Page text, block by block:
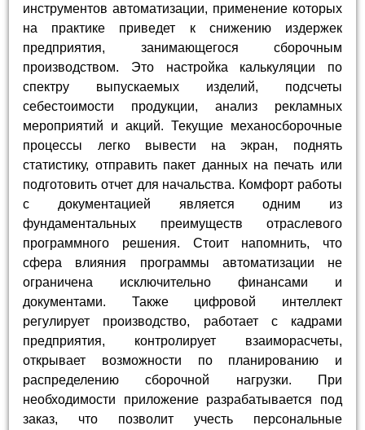
инструментов автоматизации, применение которых
на практике приведет к снижению издержек
предприятия, занимающегося сборочным
производством. Это настройка калькуляции по
спектру выпускаемых изделий, подсчеты
себестоимости продукции, анализ рекламных
мероприятий и акций. Текущие механосборочные
процессы легко вывести на экран, поднять
статистику, отправить пакет данных на печать или
подготовить отчет для начальства. Комфорт работы
с документацией является одним из
фундаментальных преимуществ отраслевого
программного решения. Стоит напомнить, что
сфера влияния программы автоматизации не
ограничена исключительно финансами и
документами. Также цифровой интеллект
регулирует производство, работает с кадрами
предприятия, контролирует взаиморасчеты,
открывает возможности по планированию и
распределению сборочной нагрузки. При
необходимости приложение разрабатывается под
заказ, что позволит учесть персональные